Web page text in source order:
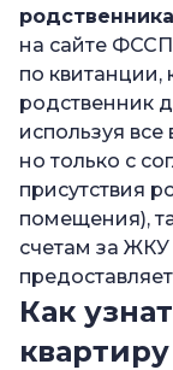
на сайте
по квитанции,
родственник
используя
но только с
присутствия
помещения),
счетам за
Как